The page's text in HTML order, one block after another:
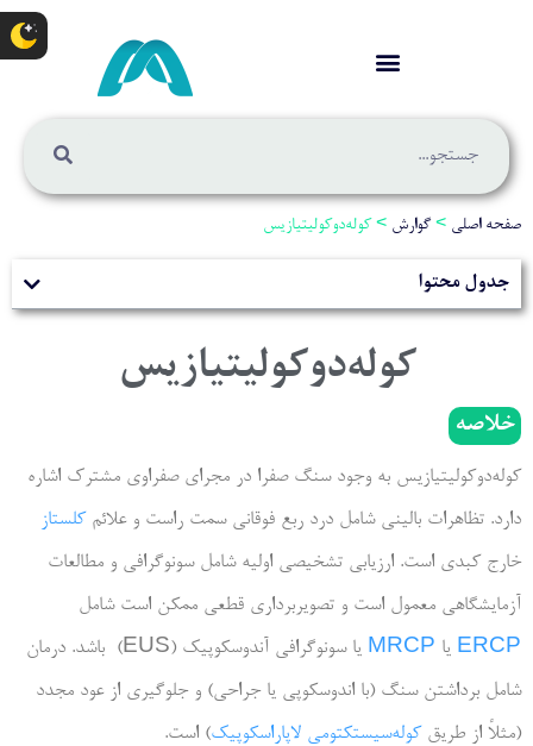
صفحه اصلی > گوارش > کوله‌دوکولیتیازیس
جدول محتوا
کوله‌دوکولیتیازیس
خلاصه
کوله‌دوکولیتیازیس به وجود سنگ صفرا در مجرای صفراوی مشترک اشاره
دارد. تظاهرات بالینی شامل درد ربع فوقانی سمت راست و علائم کلستاز
خارج کبدی است. ارزیابی تشخیصی اولیه شامل سونوگرافی و مطالعات
آزمایشگاهی معمول است و تصویربرداری قطعی ممکن است شامل
ERCP یا MRCP
یا سونوگرافی آندوسکوپیک (EUS) باشد. درمان
شامل برداشتن سنگ (با اندوسکوپی یا جراحی) و جلوگیری از عود مجدد
(مثلاً از طریقکوله‌سیستکتومی لاپاراسکوپیک) است.